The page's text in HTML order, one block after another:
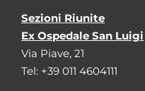
Sezioni Riunite
Ex Ospedale San Luigi
Via Piave, 21
Tel: +39 011 4604111